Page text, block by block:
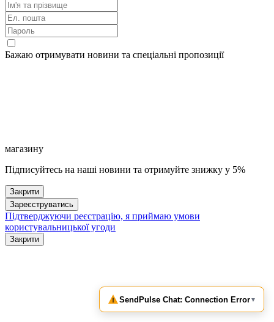
Бажаю отримувати новини та спеціальні пропозиції
магазину
Підписуйтесь на наші новини та отримуйте знижку у 5%
Закрити
Зареєструватись
Підтверджуючи реєстрацію, я приймаю умови
користувальницької угоди
Закрити